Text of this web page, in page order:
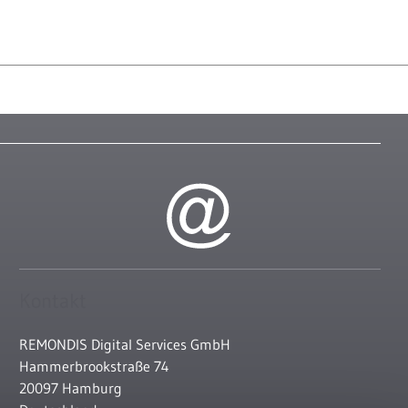
REMONDIS Digital Services GmbH
Hammerbrookstraße 74
20097 Hamburg